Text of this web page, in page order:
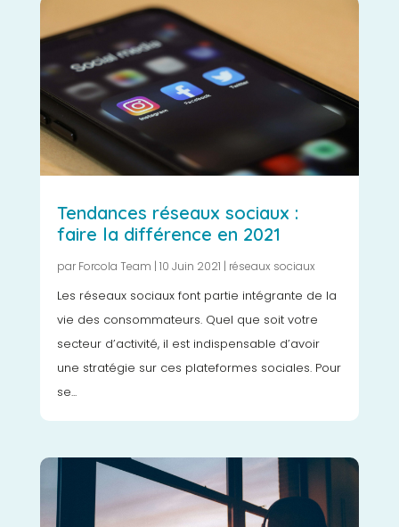
Tendances réseaux sociaux :
faire la différence en 2021
par Forcola Team | 10 Juin 2021 | réseaux sociaux
Les réseaux sociaux font partie intégrante de la
vie des consommateurs. Quel que soit votre
secteur d’activité, il est indispensable d’avoir
une stratégie sur ces plateformes sociales. Pour
se...